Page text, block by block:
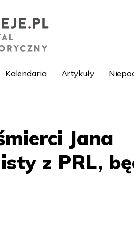
Kalendaria Artykuły
Jana
z PRL,